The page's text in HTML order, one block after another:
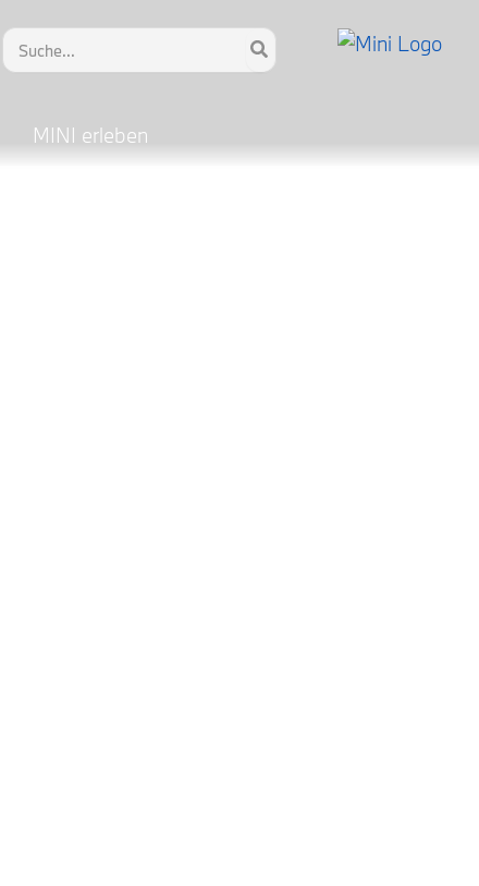
Search
for:
MINI erleben